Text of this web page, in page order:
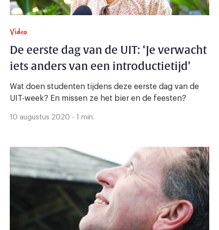
Video
De eerste dag van de UIT: ‘Je verwacht
iets anders van een introductietijd’
Wat doen studenten tijdens deze eerste dag van de
UIT-week? En missen ze het bier en de feesten?
10 augustus 2020 - 1 min.